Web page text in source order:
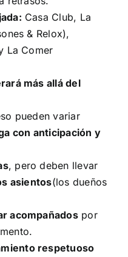
Casa Club, La
& Relox),
La Comer
más allá del
pueden variar
con anticipación y
, pero deben llevar
asientos(los dueños
acompañadospor
respetuoso